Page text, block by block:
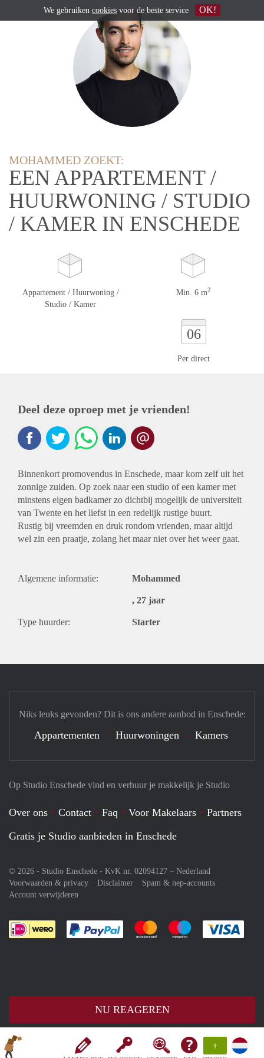
+
MOHAMMED ZOEKT:
EEN APPARTEMENT /
HUURWONING / STUDIO
/ KAMER IN ENSCHEDE
Appartement / Huurwoning /
Studio / Kamer
Min. 6 m2
06
Per direct
Deel deze oproep met je vrienden!
Binnenkort promovendus in Enschede, maar kom zelf uit het
zonnige zuiden. Op zoek naar een studio of een kamer met
minstens eigen badkamer zo dichtbij mogelijk de universiteit
van Twente en het liefst in een redelijk rustige buurt.
Rustig bij vreemden en druk rondom vrienden, maar altijd
wel zin een praatje, zolang het maar niet over het weer gaat.
Algemene informatie: Mohammed
, 27 jaar
Type huurder: Starter
NU REAGEREN
Op Studio Enschede vind en verhuur je makkelijk je Studio
Over ons Contact Faq Voor Makelaars
Partners
Gratis je Studio aanbieden in Enschede
© 2026 - Studio Enschede - KvK nr. 02094127 – Nederland
Voorwaarden & privacy
Disclaimer
Spam & nep-accounts
Account verwijderen
Je rekent gemakkelijk af met Paypal
Je rekent gemakkelijk af met
Je rekent
Niks leuks gevonden? Dit is ons andere aanbod in Enschede:
Appartementen Huurwoningen Kamers
We gebruiken cookies voor de beste service OK!